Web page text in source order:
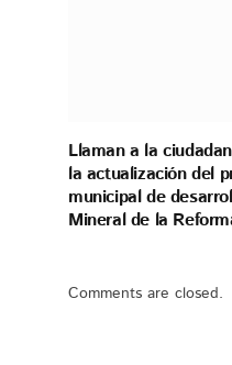
Llaman a la
la actualización del
municipal de
Mineral de la
Comments are closed.